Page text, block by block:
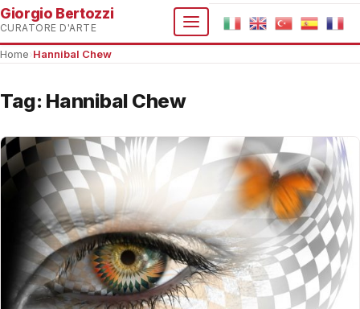
Giorgio Bertozzi
CURATORE D'ARTE
Home Hannibal Chew
Tag: Hannibal Chew